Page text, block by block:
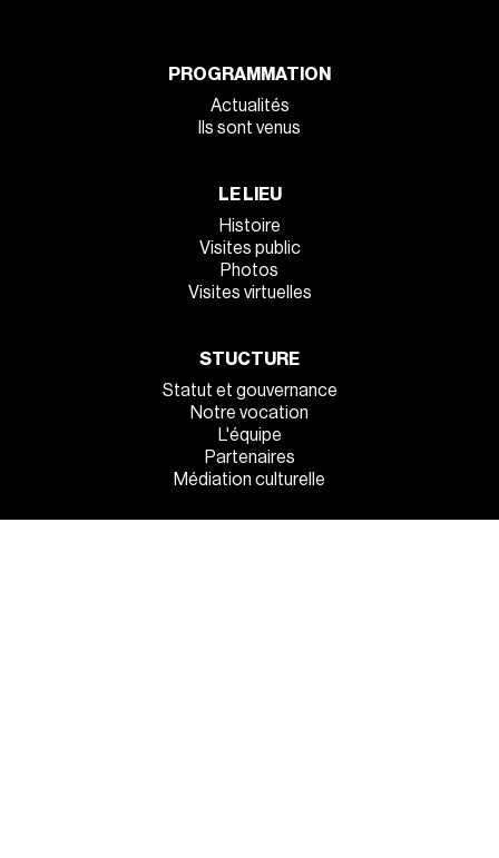
PROGRAMMATION
Actualités
Ils sont venus
LE LIEU
Histoire
Visites public
Photos
Visites virtuelles
STUCTURE
Statut et gouvernance
Notre vocation
L'équipe
Partenaires
Médiation culturelle